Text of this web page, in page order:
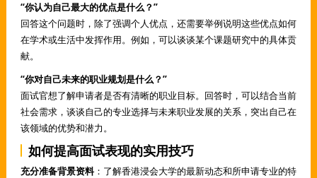
“你认为自己最大的优点是什么？”
回答这个问题时，除了强调个人优点，还需要举例说明这些优点如何
在学术或生活中发挥作用。例如，可以谈谈某个课题研究中的具体贡
献。
“你对自己未来的职业规划是什么？”
面试官想了解申请者是否有清晰的职业目标。回答时，可以结合当前
社会需求，谈谈自己的专业选择与未来职业发展的关系，突出自己在
该领域的优势和潜力。
如何提高面试表现的实用技巧
充分准备背景资料：了解香港浸会大学的最新动态和所申请专业的特